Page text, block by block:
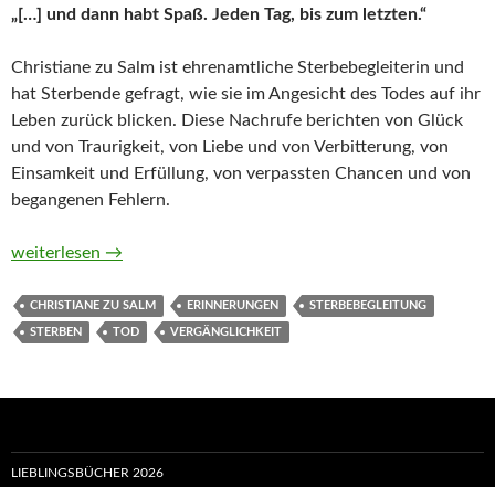
„[…] und dann habt Spaß. Jeden Tag, bis zum letzten.“
Christiane zu Salm ist ehrenamtliche Sterbebegleiterin und
hat Sterbende gefragt, wie sie im Angesicht des Todes auf ihr
Leben zurück blicken. Diese Nachrufe berichten von Glück
und von Traurigkeit, von Liebe und von Verbitterung, von
Einsamkeit und Erfüllung, von verpassten Chancen und von
begangenen Fehlern.
Dieser Mensch war ich. Nachrufe auf das eigene Leben von
weiterlesen →
CHRISTIANE ZU SALM ERINNERUNGEN STERBEBEGLEITUNG
STERBEN TOD VERGÄNGLICHKEIT
LIEBLINGSBÜCHER 2026